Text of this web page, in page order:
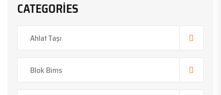
CATEGORIES
Ahlat Taşı
Blok Bims